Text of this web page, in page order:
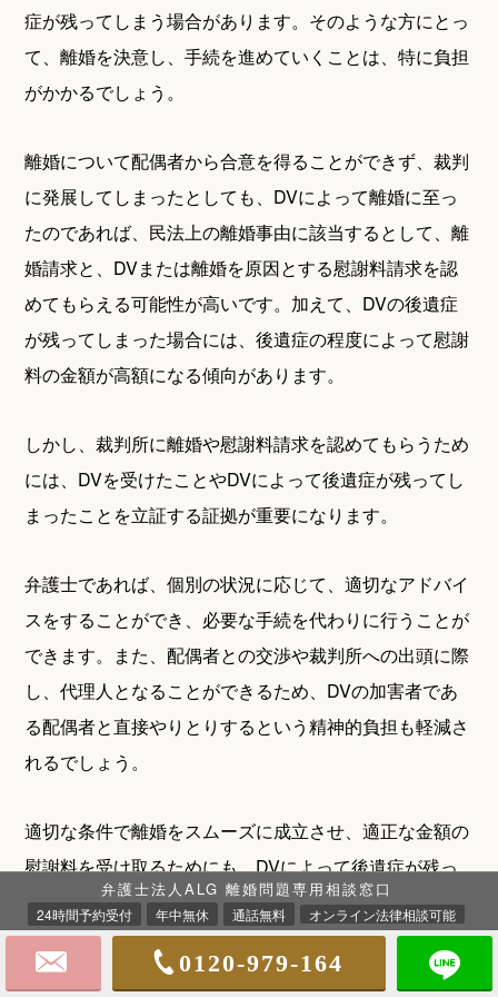
症が残ってしまう場合があります。そのような方にとっ
て、離婚を決意し、手続を進めていくことは、特に負担
がかかるでしょう。
離婚について配偶者から合意を得ることができず、裁判
に発展してしまったとしても、DVによって離婚に至っ
たのであれば、民法上の離婚事由に該当するとして、離
婚請求と、DVまたは離婚を原因とする慰謝料請求を認
めてもらえる可能性が高いです。加えて、DVの後遺症
が残ってしまった場合には、後遺症の程度によって慰謝
料の金額が高額になる傾向があります。
しかし、裁判所に離婚や慰謝料請求を認めてもらうため
には、DVを受けたことやDVによって後遺症が残ってし
まったことを立証する証拠が重要になります。
弁護士であれば、個別の状況に応じて、適切なアドバイ
スをすることができ、必要な手続を代わりに行うことが
できます。また、配偶者との交渉や裁判所への出頭に際
し、代理人となることができるため、DVの加害者であ
る配偶者と直接やりとりするという精神的負担も軽減さ
れるでしょう。
適切な条件で離婚をスムーズに成立させ、適正な金額の
慰謝料を受け取るためにも、DVによって後遺症が残っ
てしまい、離婚に関して不安を抱かれている場合には、
まず弁護士にご相談ください。なかでも、離婚問題につ
いて経験豊富な弁護士に相談することをお勧めします。
弁護士法人ALG 離婚問題専用相談窓口
24時間予約受付 年中無休 通話無料 オンライン法律相談可能
0120-979-164